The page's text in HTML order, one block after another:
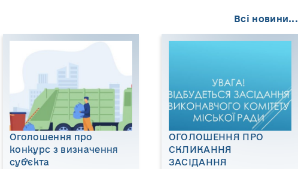
Всі новини...
Оголошення про
конкурс з визначення
суб’єкта
ОГОЛОШЕННЯ ПРО
СКЛИКАННЯ
ЗАСІДАННЯ